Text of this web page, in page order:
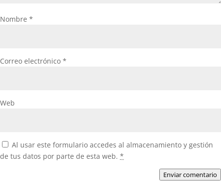
Nombre *
Correo electrónico *
Web
Al usar este formulario accedes al almacenamiento y gestión
de tus datos por parte de esta web. *
Enviar comentario